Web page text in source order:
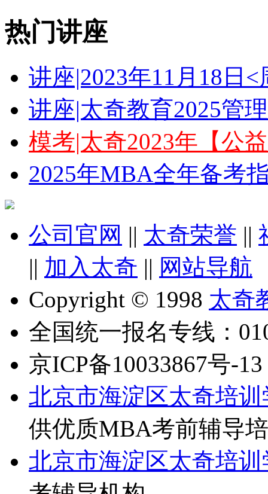
热门讲座
讲座|2023年11月18日
讲座|太奇教育2025管
模考|太奇2023年【公
2025年MBA全年备考
公司官网 || 太奇荣誉 ||
|| 加入太奇 || 网站导航
Copyright © 1998 太奇
全国统一报名专线：
京ICP备10033867号-13
北京市海淀区太奇培训
供优质MBA考前辅导
北京市海淀区太奇培训